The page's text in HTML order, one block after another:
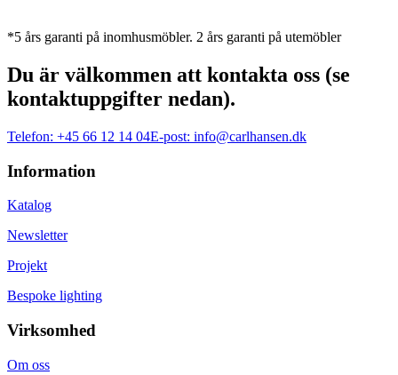
*5 års garanti på inomhusmöbler. 2 års garanti på utemöbler
Du är välkommen att kontakta oss (se
kontaktuppgifter nedan).
Telefon: +45 66 12 14 04E-post: info@carlhansen.dk
Information
Katalog
Newsletter
Projekt
Bespoke lighting
Virksomhed
Om oss